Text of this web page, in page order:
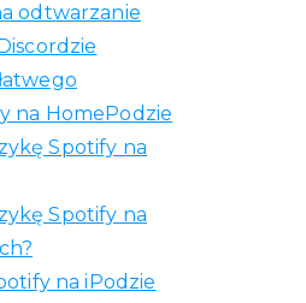
odtwarzanie
na HomePodzie
Spotify na
Spotify na
na iPodzie